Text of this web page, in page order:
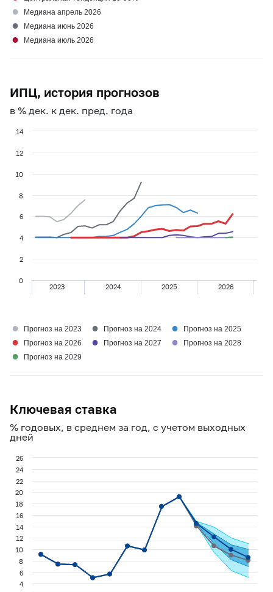
ИПЦ, история прогнозов
в % дек. к дек. пред. года
● Медиана апрель 2026
● Медиана июнь 2026
● Медиана июль 2026
2023 2024 2025 2026
0
2
4
6
8
10
12
14
● Прогноз на 2023 ● Прогноз на 2024 ● Прогноз на 2025
● Прогноз на 2026 ● Прогноз на 2027 ● Прогноз на 2028
● Прогноз на 2029
Ключевая ставка
% годовых, в среднем за год, с учетом выходных
дней
4
6
8
10
12
14
16
18
20
22
24
26